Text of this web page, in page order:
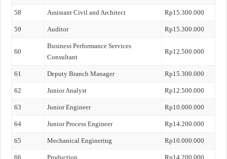
58 Assistant Civil and Architect Rp15.300.000
59 Auditor Rp15.300.000
60
Business Performance Services
Consultant
Rp12.500.000
61 Deputy Branch Manager Rp15.300.000
62 Junior Analyst Rp12.500.000
63 Junior Engineer Rp10.000.000
64 Junior Process Engineer Rp14.200.000
65 Mechanical Enginering Rp10.000.000
66 Production Rp14.200.000